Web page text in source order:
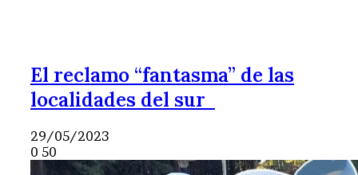
El reclamo “fantasma” de las
localidades del sur
29/05/2023
0 50